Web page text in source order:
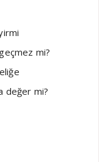
mi?
değer mi?